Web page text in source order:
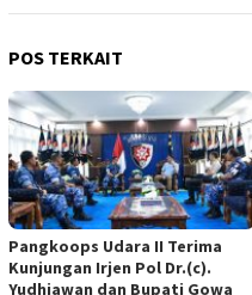
POS TERKAIT
Pangkoops Udara II Terima
Kunjungan Irjen Pol Dr.(c).
Yudhiawan dan Bupati Gowa